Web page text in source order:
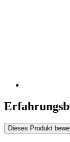
Dieses Produkt